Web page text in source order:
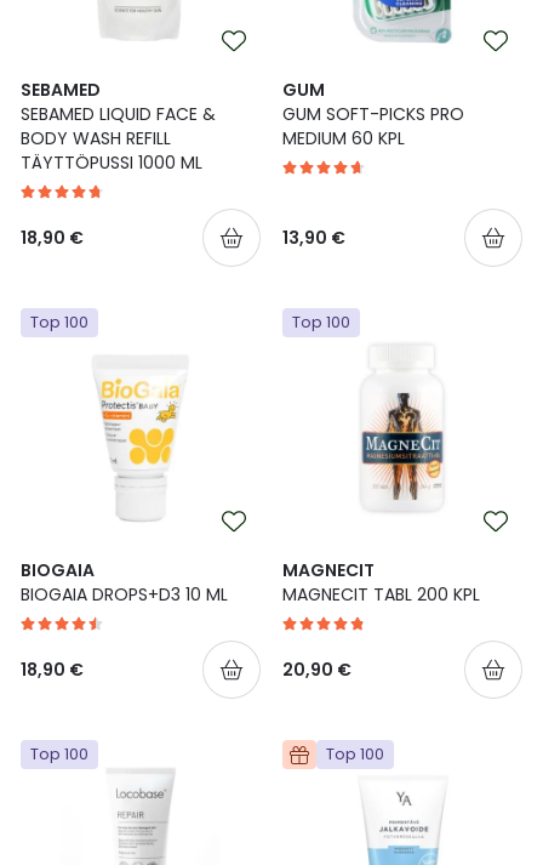
SEBAMED
SEBAMED LIQUID FACE &
BODY WASH REFILL
TÄYTTÖPUSSI 1000 ML
18,90 €
GUM
GUM SOFT-PICKS PRO
MEDIUM 60 KPL
13,90 €
Top 100
BIOGAIA
BIOGAIA DROPS+D3 10 ML
18,90 €
Top 100
MAGNECIT
MAGNECIT TABL 200 KPL
20,90 €
Top 100 Top 100